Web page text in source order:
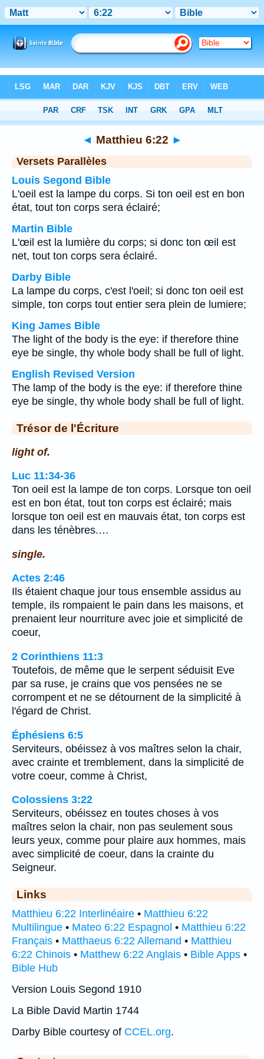
Chapitre 6 > Verset 22
◄ Matthieu 6:22 ►
Versets Parallèles
Louis Segond Bible
L'oeil est la lampe du corps. Si ton oeil est en bon
état, tout ton corps sera éclairé;
Martin Bible
L'œil est la lumière du corps; si donc ton œil est
net, tout ton corps sera éclairé.
Darby Bible
La lampe du corps, c'est l'oeil; si donc ton oeil est
simple, ton corps tout entier sera plein de lumiere;
King James Bible
The light of the body is the eye: if therefore thine
eye be single, thy whole body shall be full of light.
English Revised Version
The lamp of the body is the eye: if therefore thine
eye be single, thy whole body shall be full of light.
Trésor de l'Écriture
light of.
Luc 11:34-36
Ton oeil est la lampe de ton corps. Lorsque ton oeil
est en bon état, tout ton corps est éclairé; mais
lorsque ton oeil est en mauvais état, ton corps est
dans les ténèbres.…
single.
Actes 2:46
Ils étaient chaque jour tous ensemble assidus au
temple, ils rompaient le pain dans les maisons, et
prenaient leur nourriture avec joie et simplicité de
coeur,
2 Corinthiens 11:3
Toutefois, de même que le serpent séduisit Eve
par sa ruse, je crains que vos pensées ne se
corrompent et ne se détournent de la simplicité à
l'égard de Christ.
Éphésiens 6:5
Serviteurs, obéissez à vos maîtres selon la chair,
avec crainte et tremblement, dans la simplicité de
votre coeur, comme à Christ,
Colossiens 3:22
Serviteurs, obéissez en toutes choses à vos
maîtres selon la chair, non pas seulement sous
leurs yeux, comme pour plaire aux hommes, mais
avec simplicité de coeur, dans la crainte du
Seigneur.
Links
Matthieu 6:22 Interlinéaire • Matthieu 6:22
Multilingue • Mateo 6:22 Espagnol • Matthieu 6:22
Français • Matthaeus 6:22 Allemand • Matthieu
6:22 Chinois • Matthew 6:22 Anglais • Bible Apps •
Bible Hub
Version Louis Segond 1910
La Bible David Martin 1744
Darby Bible courtesy of CCEL.org.